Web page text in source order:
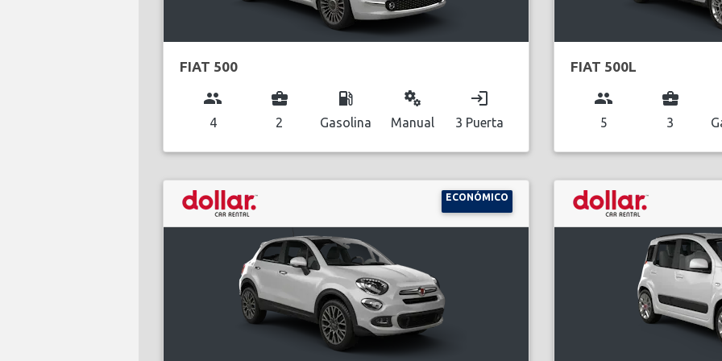
FIAT 500
group
4
business_center
2
local_gas_station
Gasolina
miscellaneous_services
Manual
login
3 Puerta
FIAT 500L
group
5
business_center
3
ECONÓMICO